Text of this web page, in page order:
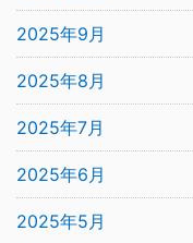
2025年9月
2025年8月
2025年7月
2025年6月
2025年5月